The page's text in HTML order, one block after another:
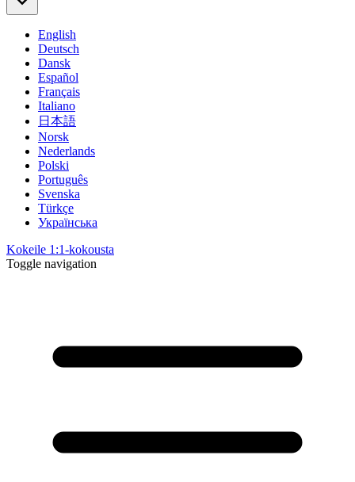
English
Deutsch
Dansk
Español
Français
Italiano
日本語
Norsk
Nederlands
Polski
Português
Svenska
Türkçe
Українська
Kokeile 1:1-kokousta
Toggle navigation